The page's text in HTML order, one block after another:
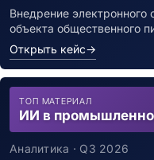
Внедрение электронного
объекта общественного
Открыть кейс→
ТОП МАТЕРИАЛ
ИИ в
Аналитика · Q3 2026